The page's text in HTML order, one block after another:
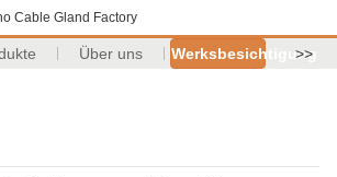
Cable Gland Factory
Über uns Werksbesichtigung
>>